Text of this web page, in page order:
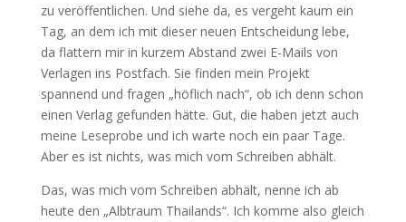
zu veröffentlichen. Und siehe da, es vergeht kaum ein
Tag, an dem ich mit dieser neuen Entscheidung lebe,
da flattern mir in kurzem Abstand zwei E-Mails von
Verlagen ins Postfach. Sie finden mein Projekt
spannend und fragen „höflich nach“, ob ich denn schon
einen Verlag gefunden hätte. Gut, die haben jetzt auch
meine Leseprobe und ich warte noch ein paar Tage.
Aber es ist nichts, was mich vom Schreiben abhält.
Das, was mich vom Schreiben abhält, nenne ich ab
heute den „Albtraum Thailands“. Ich komme also gleich